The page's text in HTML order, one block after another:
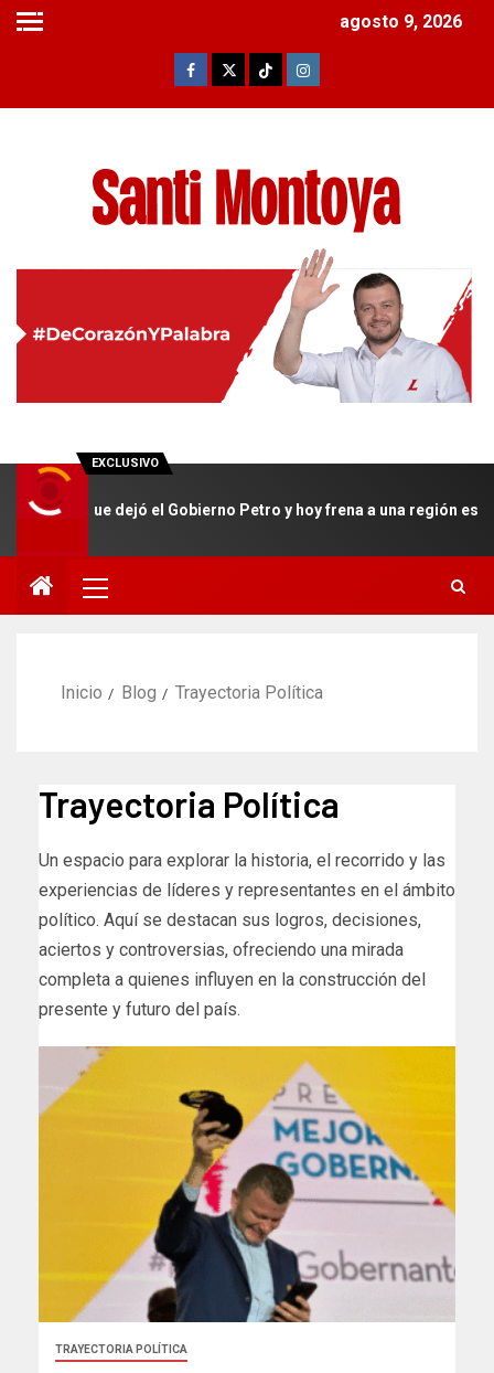
agosto 9, 2026
EXCLUSIVO
dejó el Gobierno Petro y hoy frena a una región estratégica
Inicio Blog Trayectoria Política
Trayectoria Política
Un espacio para explorar la historia, el recorrido y las
experiencias de líderes y representantes en el ámbito
político. Aquí se destacan sus logros, decisiones,
aciertos y controversias, ofreciendo una mirada
completa a quienes influyen en la construcción del
presente y futuro del país.
TRAYECTORIA POLÍTICA